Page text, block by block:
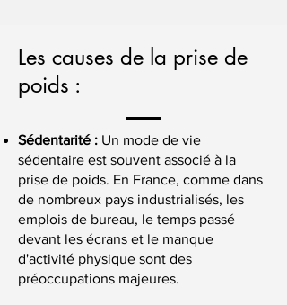
Les causes de la prise de
poids :
Sédentarité : Un mode de vie
sédentaire est souvent associé à la
prise de poids. En France, comme dans
de nombreux pays industrialisés, les
emplois de bureau, le temps passé
devant les écrans et le manque
d'activité physique sont des
préoccupations majeures.